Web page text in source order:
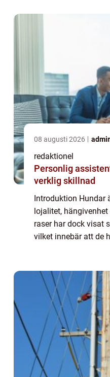
08 augusti 2026
redaktionel
Personlig assistent ett yrke som
verklig skillnad
Introduktion Hundar
lojalitet,
raser har dock visat
vilket innebär att de